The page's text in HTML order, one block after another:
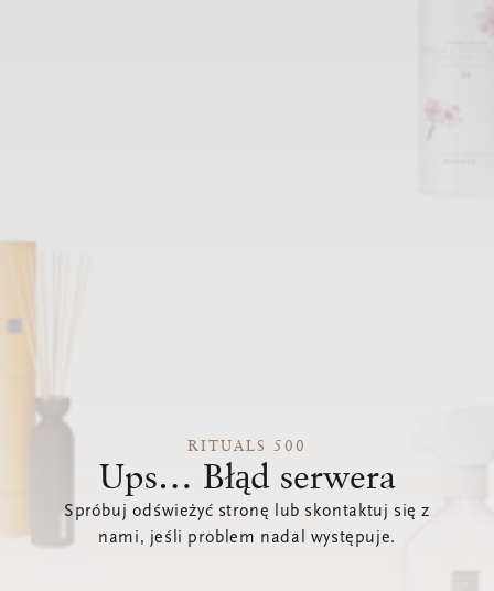
RITUALS 500
Ups… Błąd serwera
Spróbuj odświeżyć stronę lub skontaktuj się z
nami, jeśli problem nadal występuje.